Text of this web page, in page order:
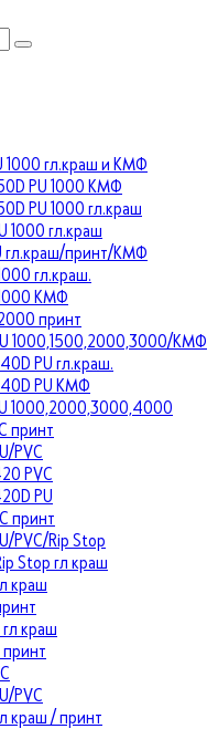
1000 гл.краш и КМФ
PU 1000 КМФ
PU 1000 гл.краш
1000 гл.краш
гл.краш/принт/КМФ
гл.краш.
КМФ
принт
1000,1500,2000,3000/КМФ
PU гл.краш.
PU КМФ
1000,2000,3000,4000
принт
PVC
PVC
PU
принт
PVC/Rip Stop
Stop гл краш
краш
краш
PVC
краш / принт